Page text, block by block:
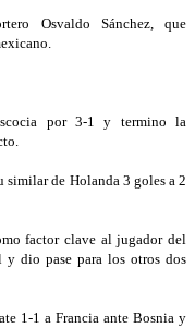
Osvaldo Sánchez, que
por 3-1 y termino la
similar de Holanda 3 goles a 2
factor clave al jugador del
dio pase para los otros dos
1-1 a Francia ante Bosnia y